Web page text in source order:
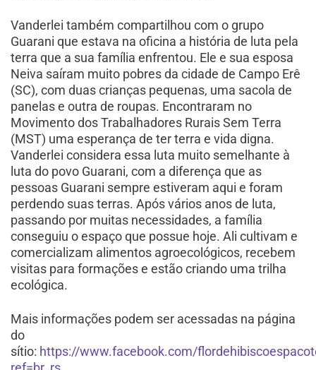
Vanderlei também compartilhou com o grupo
Guarani que estava na oficina a história de luta pela
terra que a sua família enfrentou. Ele e sua esposa
Neiva saíram muito pobres da cidade de Campo Erê
(SC), com duas crianças pequenas, uma sacola de
panelas e outra de roupas. Encontraram no
Movimento dos Trabalhadores Rurais Sem Terra
(MST) uma esperança de ter terra e vida digna.
Vanderlei considera essa luta muito semelhante à
luta do povo Guarani, com a diferença que as
pessoas Guarani sempre estiveram aqui e foram
perdendo suas terras. Após vários anos de luta,
passando por muitas necessidades, a família
conseguiu o espaço que possue hoje. Ali cultivam e
comercializam alimentos agroecológicos, recebem
visitas para formações e estão criando uma trilha
ecológica.
Mais informações podem ser acessadas na página
do
sítio: https://www.facebook.com/